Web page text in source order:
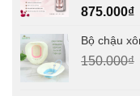
875.000₫
Bộ chậu
150.000₫